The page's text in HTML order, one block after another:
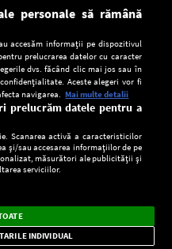
CONFIDENŢIALITATE
×
personale să rămână
accesăm informații pe dispozitivul
prelucrarea datelor cu caracter
dvs. făcând clic mai jos sau în
Aceste alegeri vor fi
navigarea. Mai multe detalii
prelucrăm datele pentru a
Scanarea activă a caracteristicilor
și/sau accesarea informațiilor de pe
măsurători ale publicității și
serviciilor.
INDIVIDUAL